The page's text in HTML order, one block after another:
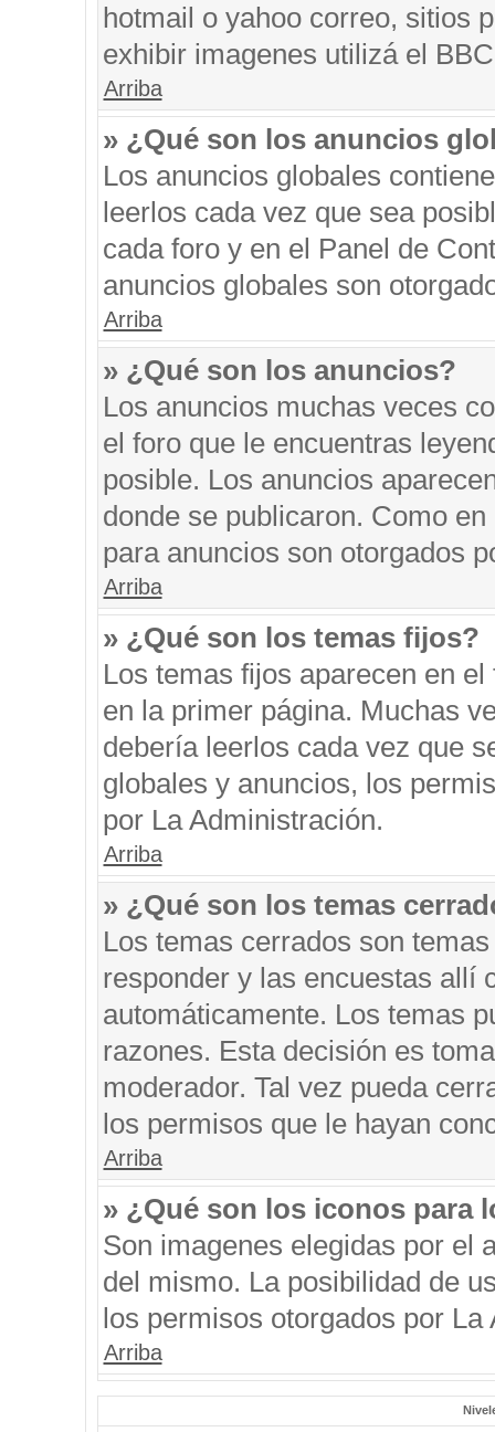
hotmail o yahoo correo, sitios
exhibir imagenes utilizá el
Arriba
» ¿Qué son los anuncios
Los anuncios globales
leerlos cada vez que sea
cada foro y en el Panel de
anuncios globales son
Arriba
» ¿Qué son los anuncios?
Los anuncios muchas veces
el foro que le encuentras
posible. Los anuncios
donde se publicaron. Como
para anuncios son otorgados
Arriba
» ¿Qué son los temas fijos?
Los temas fijos aparecen en
en la primer página. Muchas
debería leerlos cada vez que
globales y anuncios, los
por La Administración.
Arriba
» ¿Qué son los temas
Los temas cerrados son
responder y las encuestas allí
automáticamente. Los temas
razones. Esta decisión es
moderador. Tal vez pueda
los permisos que le hayan
Arriba
» ¿Qué son los iconos para
Son imagenes elegidas por el
del mismo. La posibilidad de
los permisos otorgados por La
Arriba